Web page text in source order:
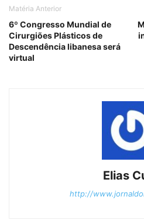
Matéria Anterior
6º Congresso Mundial de
Cirurgiões Plásticos de
Descendência libanesa será
virtual
Elias
http://